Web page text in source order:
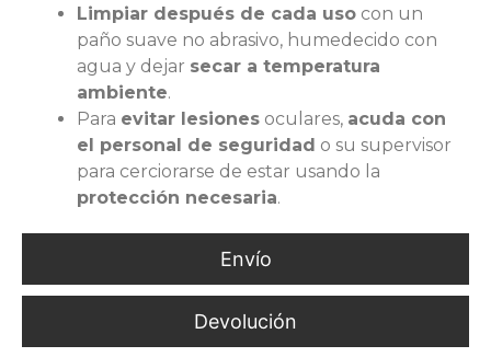
Envío
Devolución
Limpiar después de cada uso con un
paño suave no abrasivo, humedecido con
agua y dejar secar a temperatura
ambiente.
Para evitar lesiones oculares, acuda con
el personal de seguridad o su supervisor
para cerciorarse de estar usando la
protección necesaria.